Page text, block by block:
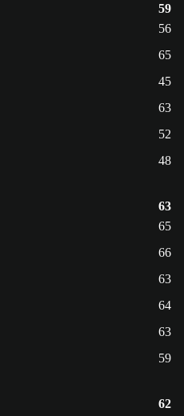
59
56
65
45
63
52
48
63
65
66
63
64
63
59
62